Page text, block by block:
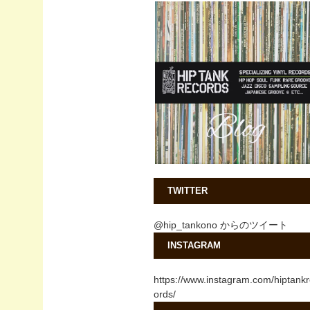
TWITTER
@hip_tankono からのツイート
INSTAGRAM
https://www.instagram.com/
ords/